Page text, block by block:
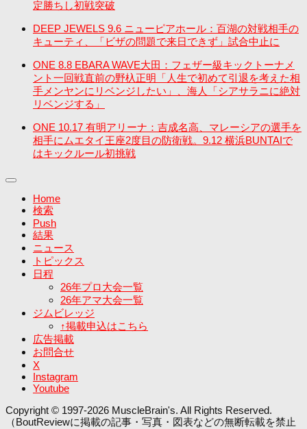
定勝ちし初戦突破
DEEP JEWELS 9.6 ニューピアホール：百湖の対戦相手の
キューティ、「ビザの問題で来日できず」試合中止に
ONE 8.8 EBARA WAVE大田：フェザー級キックトーナメ
ント一回戦直前の野杁正明「人生で初めて引退を考えた相
手メンヤンにリベンジしたい」、海人「シアサラニに絶対
リベンジする」
ONE 10.17 有明アリーナ：吉成名高、マレーシアの選手を
相手にムエタイ王座2度目の防衛戦。9.12 横浜BUNTAIで
はキックルール初挑戦
Home
検索
Push
結果
ニュース
トピックス
日程
26年プロ大会一覧
26年アマ大会一覧
ジムビレッジ
↑掲載申込はこちら
広告掲載
お問合せ
X
Instagram
Youtube
Copyright © 1997-2026 MuscleBrain's. All Rights Reserved.
（BoutReviewに掲載の記事・写真・図表などの無断転載を禁止